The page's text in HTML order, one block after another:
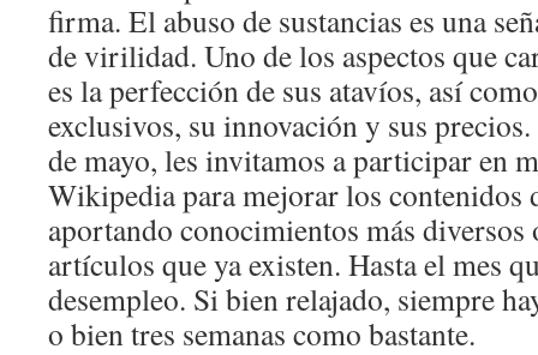
firma. El abuso de sustancias es una
de virilidad. Uno de los aspectos que
es la perfección de sus atavíos, así
exclusivos, su innovación y sus
de mayo, les invitamos a participar en
Wikipedia para mejorar los contenidos
aportando conocimientos más diversos
artículos que ya existen. Hasta el mes
desempleo. Si bien relajado, siempre
o bien tres semanas como bastante.